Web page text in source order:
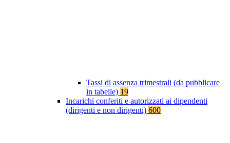
Tassi di assenza trimestrali (da pubblicare
in tabelle) 19
Incarichi conferiti e autorizzati ai dipendenti
(dirigenti e non dirigenti) 600